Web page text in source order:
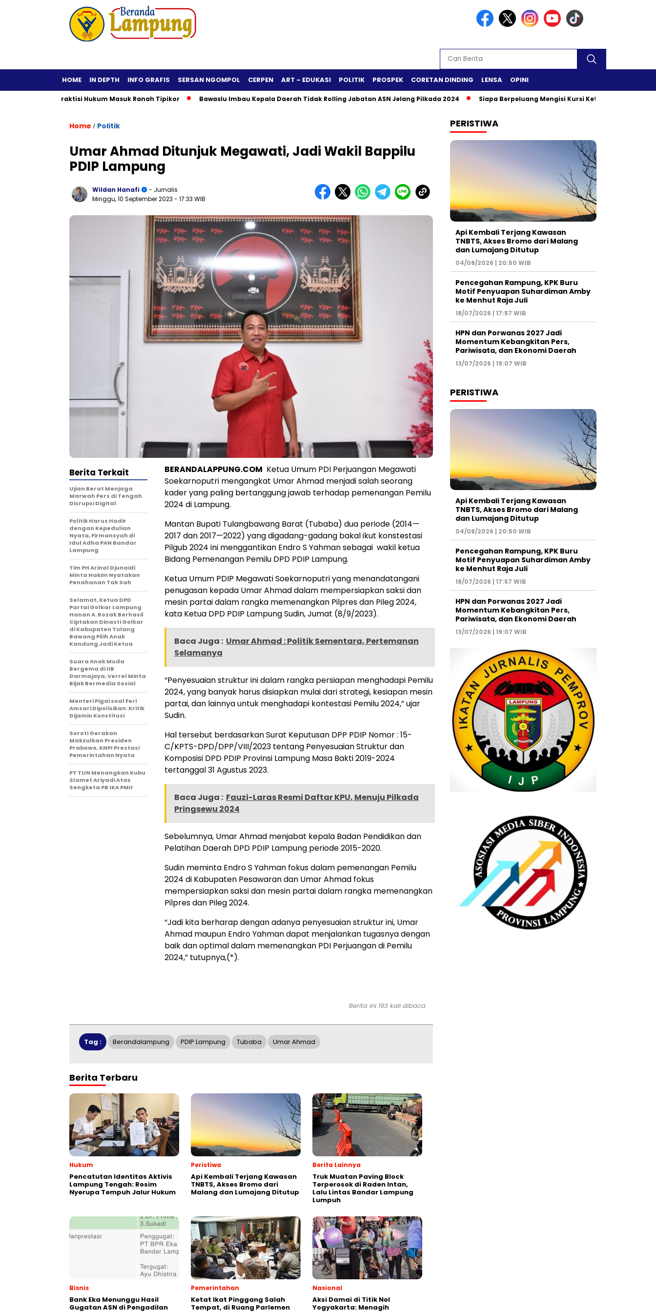
HOME IN DEPTH INFO GRAFIS SERSAN NGOMPOL CERPEN ART – EDUKASI POLITIK PROSPEK CORETAN DINDING LENSA OPINI
Fiktif, Praktisi Hukum Masuk Ranah Tipikor Bawaslu Imbau Kepala Daerah Tidak Rolling Jabatan ASN Jelang Pilkada 2024 Siapa Berpeluang Mengisi Kursi Ketua DPR RI?
Home / Politik
Umar Ahmad Ditunjuk Megawati, Jadi Wakil Bappilu
PDIP Lampung
Wildan Hanafi
- Jurnalis
Minggu, 10 September 2023 - 17:33 WIB
BERANDALAPPUNG.COM Ketua Umum PDI Perjuangan Megawati
Soekarnoputri mengangkat Umar Ahmad menjadi salah seorang
kader yang paling bertanggung jawab terhadap pemenangan Pemilu
2024 di Lampung.
Mantan Bupati Tulangbawang Barat (Tubaba) dua periode (2014—
2017 dan 2017—2022) yang digadang-gadang bakal ikut konstestasi
Pilgub 2024 ini menggantikan Endro S Yahman sebagai wakil ketua
Bidang Pemenangan Pemilu DPD PDIP Lampung.
Ketua Umum PDIP Megawati Soekarnoputri yang menandatangani
penugasan kepada Umar Ahmad dalam mempersiapkan saksi dan
mesin partai dalam rangka memenangkan Pilpres dan Pileg 2024,
kata Ketua DPD PDIP Lampung Sudin, Jumat (8/9/2023).
Baca Juga : Umar Ahmad : Politik Sementara, Pertemanan
Selamanya
“Penyesuaian struktur ini dalam rangka persiapan menghadapi Pemilu
2024, yang banyak harus disiapkan mulai dari strategi, kesiapan mesin
partai, dan lainnya untuk menghadapi kontestasi Pemilu 2024,” ujar
Sudin.
Hal tersebut berdasarkan Surat Keputusan DPP PDIP Nomor : 15-
C/KPTS-DPD/DPP/VIII/2023 tentang Penyesuaian Struktur dan
Komposisi DPD PDIP Provinsi Lampung Masa Bakti 2019-2024
tertanggal 31 Agustus 2023.
Baca Juga : Fauzi-Laras Resmi Daftar KPU, Menuju Pilkada
Pringsewu 2024
Sebelumnya, Umar Ahmad menjabat kepala Badan Pendidikan dan
Pelatihan Daerah DPD PDIP Lampung periode 2015-2020.
Sudin meminta Endro S Yahman fokus dalam pemenangan Pemilu
2024 di Kabupaten Pesawaran dan Umar Ahmad fokus
mempersiapkan saksi dan mesin partai dalam rangka memenangkan
Pilpres dan Pileg 2024.
“Jadi kita berharap dengan adanya penyesuaian struktur ini, Umar
Ahmad maupun Endro Yahman dapat menjalankan tugasnya dengan
baik dan optimal dalam memenangkan PDI Perjuangan di Pemilu
2024,” tutupnya,(*).
Berita Terkait
Ujian Berat Menjaga
Marwah Pers di Tengah
Disrupsi Digital
Politik Harus Hadir
dengan Kepedulian
Nyata, Firmansyah di
Idul Adha PAN Bandar
Lampung
Tim PH Arinal Djunaidi
Minta Hakim Nyatakan
Penahanan Tak Sah
Selamat, Ketua DPD
Partai Golkar Lampung
Hanan A. Rozak Berhasil
Ciptakan Dinasti Golkar
di Kabupaten Tulang
Bawang Pilih Anak
Kandung Jadi Ketua
Suara Anak Muda
Bergema di IIB
Darmajaya, Verrel Minta
Bijak Bermedia Sosial
Menteri Pigai soal Feri
Amsari Dipolisikan: Kritik
Dijamin Konstitusi
Soroti Gerakan
Makzulkan Presiden
Prabowo, KNPI Prestasi
Pemerintahan Nyata
PT TUN Menangkan Kubu
Slamet Ariyadi Atas
Sengketa PB IKA PMII
Berita ini 193 kali dibaca
Tag : Berandalampung PDIP Lampung Tubaba Umar Ahmad
Berita Terbaru
Hukum
Pencatutan Identitas Aktivis
Lampung Tengah: Rosim
Nyerupa Tempuh Jalur Hukum
Peristiwa
Api Kembali Terjang Kawasan
TNBTS, Akses Bromo dari
Malang dan Lumajang Ditutup
Berita Lainnya
Truk Muatan Paving Block
Terperosok di Raden Intan,
Lalu Lintas Bandar Lampung
Lumpuh
Bisnis
Bank Eka Menunggu Hasil
Gugatan ASN di Pengadilan
Pemerintahan
Ketat Ikat Pinggang Salah
Tempat, di Ruang Parlemen
Nasional
Aksi Damai di Titik Nol
Yogyakarta: Menagih
PERISTIWA
Api Kembali Terjang Kawasan
TNBTS, Akses Bromo dari Malang
dan Lumajang Ditutup
04/08/2026 | 20:50 WIB
Pencegahan Rampung, KPK Buru
Motif Penyuapan Suhardiman Amby
ke Menhut Raja Juli
18/07/2026 | 17:57 WIB
HPN dan Porwanas 2027 Jadi
Momentum Kebangkitan Pers,
Pariwisata, dan Ekonomi Daerah
13/07/2026 | 19:07 WIB
PERISTIWA
Api Kembali Terjang Kawasan
TNBTS, Akses Bromo dari Malang
dan Lumajang Ditutup
04/08/2026 | 20:50 WIB
Pencegahan Rampung, KPK Buru
Motif Penyuapan Suhardiman Amby
ke Menhut Raja Juli
18/07/2026 | 17:57 WIB
HPN dan Porwanas 2027 Jadi
Momentum Kebangkitan Pers,
Pariwisata, dan Ekonomi Daerah
13/07/2026 | 19:07 WIB